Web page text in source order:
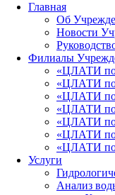
Главная
Об
Новости
Филиалы
«ЦЛАТИ по
«ЦЛАТИ по
«ЦЛАТИ по
«ЦЛАТИ по
«ЦЛАТИ по
«ЦЛАТИ по
«ЦЛАТИ по
Услуги
Анализ